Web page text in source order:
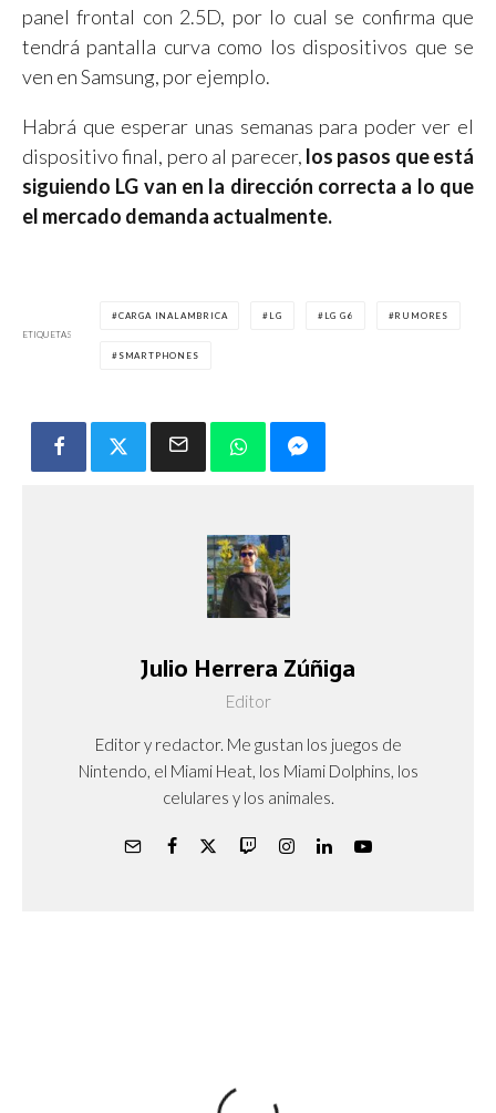
panel frontal con 2.5D, por lo cual se confirma que
tendrá pantalla curva como los dispositivos que se
ven en Samsung, por ejemplo.
Habrá que esperar unas semanas para poder ver el
dispositivo final, pero al parecer, los pasos que está
siguiendo LG van en la dirección correcta a lo que
el mercado demanda actualmente.
ETIQUETAS
CARGA INALAMBRICA LG LG G6 RUMORES
SMARTPHONES
Julio Herrera Zúñiga
Editor
Editor y redactor. Me gustan los juegos de
Nintendo, el Miami Heat, los Miami Dolphins, los
celulares y los animales.